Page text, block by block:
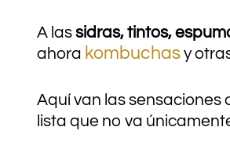
A lassidras, tintos,
ahora kombuchasy
Aquí van las
lista que no va